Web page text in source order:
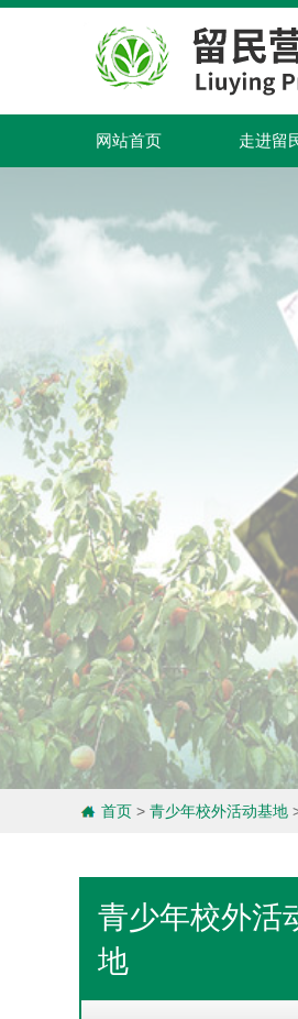
网站首页
网站首页
走进留
走进留
首页 > 青少年校外活动基地
青少年校外活
地